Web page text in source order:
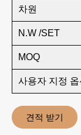
차원
N.W /SET
MOQ
사용자 지정 옵
견적 받기